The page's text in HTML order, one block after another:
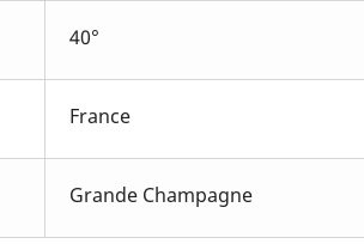
40°
France
Grande Champagne